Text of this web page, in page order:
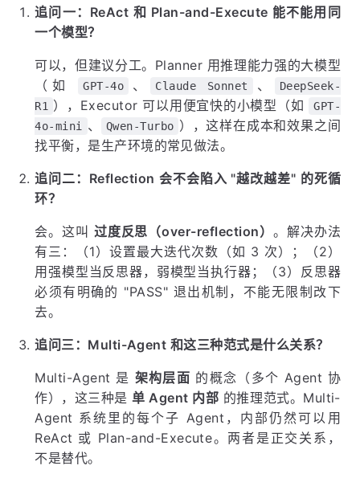
追问一：ReAct 和 Plan-and-Execute 能不能用同
一个模型？
可以，但建议分工。Planner 用推理能力强的大模型
（如
GPT-4o 、 Claude Sonnet 、
DeepSeek-
R1 ），Executor 可以用便宜快的小模型（如
GPT-
4o-mini 、 Qwen-Turbo ），这样在成本和效果之间
找平衡，是生产环境的常见做法。
追问二：Reflection 会不会陷入 "越改越差" 的死循
环？
会。这叫 过度反思（over-reflection） 。解决办法
有三：（1）设置最大迭代次数（如 3 次）；（2）
用强模型当反思器，弱模型当执行器；（3）反思器
必须有明确的 "PASS" 退出机制，不能无限制改下
去。
追问三：Multi-Agent 和这三种范式是什么关系？
Multi-Agent 是 架构层面 的概念（多个 Agent 协
作），这三种是单 Agent 内部 的推理范式。Multi-
Agent 系统里的每个子 Agent，内部仍然可以用
ReAct 或 Plan-and-Execute。两者是正交关系，
不是替代。